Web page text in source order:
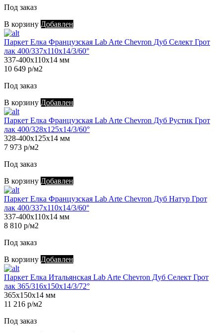
Под заказ
В корзину Добавлен
Паркет Елка Французская Lab Arte Chevron Дуб Селект Грот
лак 400/337х110х14/3/60°
337-400х110х14 мм
10 649 р/м2
Под заказ
В корзину Добавлен
Паркет Елка Французская Lab Arte Chevron Дуб Рустик Грот
лак 400/328х125х14/3/60°
328-400х125х14 мм
7 973 р/м2
Под заказ
В корзину Добавлен
Паркет Елка Французская Lab Arte Chevron Дуб Натур Грот
лак 400/337х110х14/3/60°
337-400х110х14 мм
8 810 р/м2
Под заказ
В корзину Добавлен
Паркет Елка Итальянская Lab Arte Chevron Дуб Селект Грот
лак 365/316х150х14/3/72°
365х150х14 мм
11 216 р/м2
Под заказ